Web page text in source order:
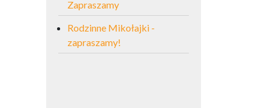
Zapraszamy
Rodzinne Mikołajki -
zapraszamy!